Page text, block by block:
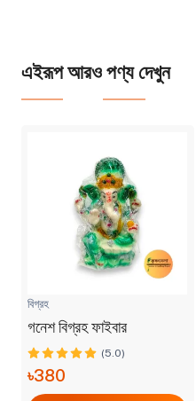
এইরূপ আরও পণ্য দেখুন
বিগ্রহ
গনেশ বিগ্রহ ফাইবার
(5.0)
৳380